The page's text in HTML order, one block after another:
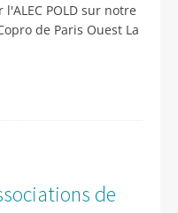
POLD sur notre
de Paris Ouest La
de